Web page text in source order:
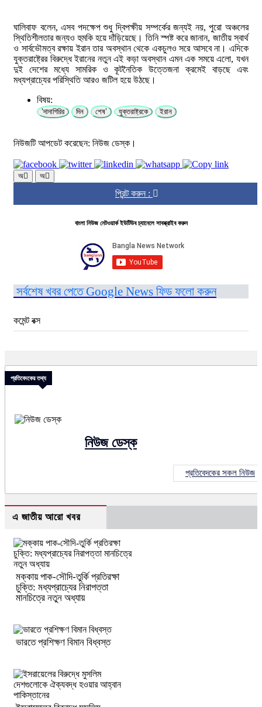
ঘালিবাফ বলেন, এসব পদক্ষেপ শুধু দ্বিপক্ষীয় সম্পর্কের জন্যই নয়, পুরো অঞ্চলের
স্থিতিশীলতার জন্যও হুমকি হয়ে দাঁড়িয়েছে। তিনি স্পষ্ট করে জানান, জাতীয় স্বার্থ
ও সার্বভৌমত্ব রক্ষায় ইরান তার অবস্থান থেকে একচুলও সরে আসবে না। এদিকে
যুক্তরাষ্ট্রের বিরুদ্ধে ইরানের নতুন এই কড়া অবস্থান এমন এক সময়ে এলো, যখন
দুই দেশের মধ্যে সামরিক ও কূটনৈতিক উত্তেজনা ক্রমেই বাড়ছে এবং
মধ্যপ্রাচ্যের পরিস্থিতি আরও জটিল হয়ে উঠছে।
বিষয়:
‘দাদাগিরির দিন শেষ’ যুক্তরাষ্ট্রকে ইরান
নিউজটি আপডেট করেছেন: নিউজ ডেস্ক।
অ অ
প্রিন্ট করুন :
বাংলা নিউজ নেটওয়ার্ক ইউটিউব চ্যানেলে সাবস্ক্রাইব করুন
সর্বশেষ খবর পেতে Google News ফিড ফলো করুন
কমেন্ট বক্স
প্রতিবেদকের তথ্য
নিউজ ডেস্ক
প্রতিবেদকের সকল নিউজ
এ জাতীয় আরো খবর
মক্কায় পাক-সৌদি-তুর্কি প্রতিরক্ষা
চুক্তি: মধ্যপ্রাচ্যের নিরাপত্তা
মানচিত্রে নতুন অধ্যায়
ভারতে প্রশিক্ষণ বিমান বিধ্বস্ত